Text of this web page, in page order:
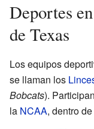
Deportes
de Texas
Los equipos
se llaman los
Bobcats).
la NCAA, dentro